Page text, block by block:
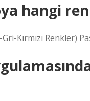
hangi
Gri-Kırmızı